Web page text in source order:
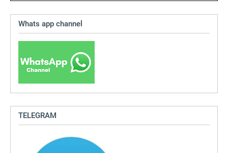
Whats app channel
TELEGRAM